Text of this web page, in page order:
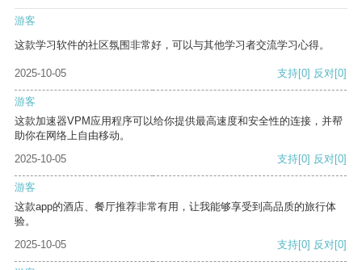
游客
这款学习软件的社区氛围非常好，可以与其他学习者交流学习心得。
2025-10-05 支持[0] 反对[0]
游客
这款加速器VPM应用程序可以给你提供最高速度和安全性的连接，并帮
助你在网络上自由移动。
2025-10-05
支持[0] 反对[0]
游客
这款app的酒店、餐厅推荐非常有用，让我能够享受到高品质的旅行体
验。
2025-10-05
支持[0] 反对[0]